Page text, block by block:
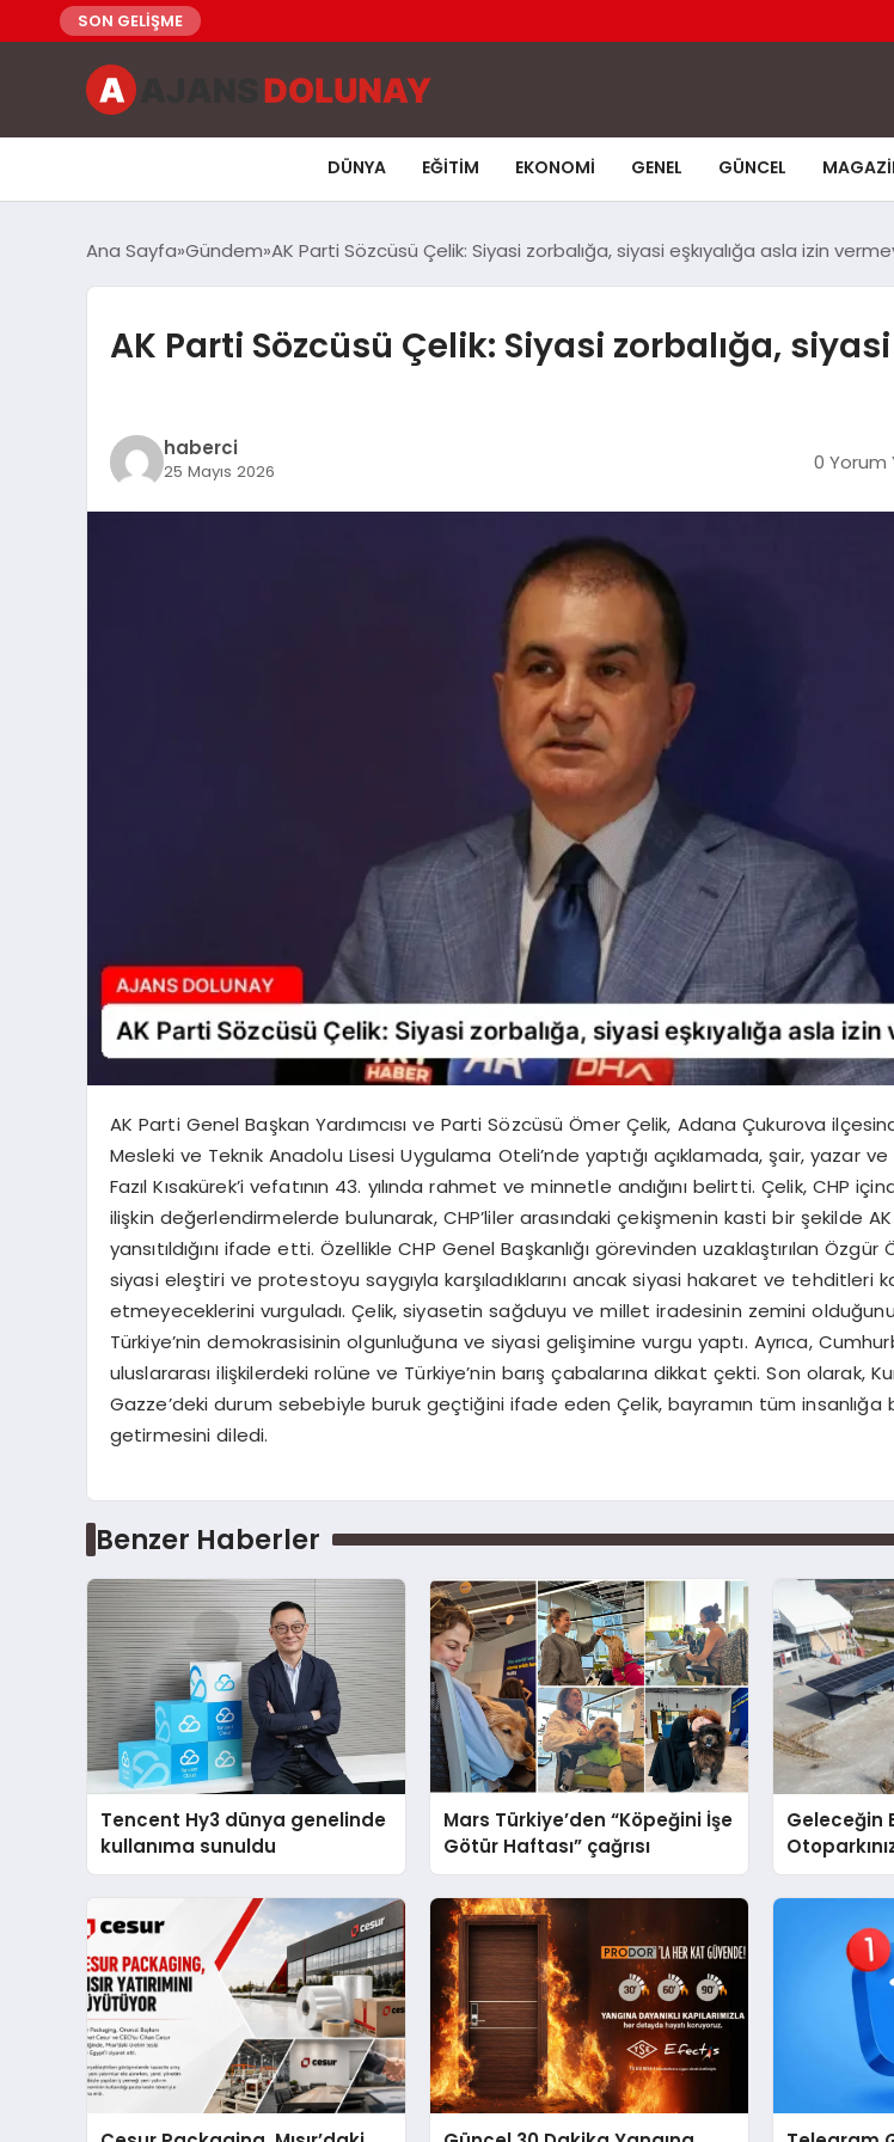
SON GELİŞME
DÜNYA EĞITIM EKONOMI GENEL GÜNCEL
Ana Sayfa Gündem AK Parti Sözcüsü Çelik: Siyasi zorbalığa, siyasi eşkıyalığa asla izin
AK Parti Sözcüsü Çelik: Siyasi zorbalığa,
haberci
25 Mayıs 2026 0 Yorum
AK Parti Genel Başkan Yardımcısı ve Parti Sözcüsü Ömer Çelik, Adana Çukurova
Mesleki ve Teknik Anadolu Lisesi Uygulama Oteli’nde yaptığı açıklamada, şair, yazar
Fazıl Kısakürek’i vefatının 43. yılında rahmet ve minnetle andığını belirtti. Çelik, CHP
ilişkin değerlendirmelerde bulunarak, CHP’liler arasındaki çekişmenin kasti bir şekilde AK
yansıtıldığını ifade etti. Özellikle CHP Genel Başkanlığı görevinden uzaklaştırılan Özgür
siyasi eleştiri ve protestoyu saygıyla karşıladıklarını ancak siyasi hakaret ve tehditleri
etmeyeceklerini vurguladı. Çelik, siyasetin sağduyu ve millet iradesinin zemini
Türkiye’nin demokrasisinin olgunluğuna ve siyasi gelişimine vurgu yaptı. Ayrıca,
uluslararası ilişkilerdeki rolüne ve Türkiye’nin barış çabalarına dikkat çekti. Son olarak,
Gazze’deki durum sebebiyle buruk geçtiğini ifade eden Çelik, bayramın tüm insanlığa
getirmesini diledi.
Benzer Haberler
Tencent Hy3 dünya genelinde
kullanıma sunuldu
Mars Türkiye’den “Köpeğini İşe
Götür Haftası” çağrısı
Geleceğin
Carport
Nedir?